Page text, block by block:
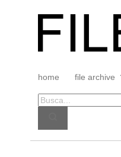
FILE
FESTIVAL
home file archive